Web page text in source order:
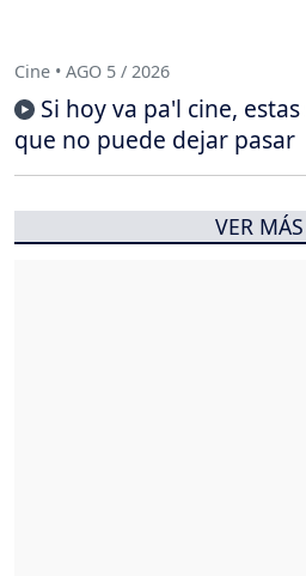
Cine • AGO 5 / 2026
Si hoy va pa'l cine,
que no puede dejar pasar
VER